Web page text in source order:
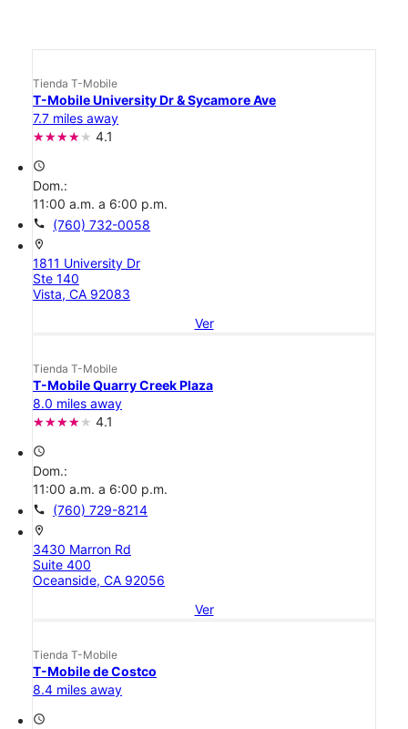
Tienda T-Mobile
T-Mobile University Dr & Sycamore Ave
7.7 miles away
4.1
access_time
Dom.:
11:00 a.m. a 6:00 p.m.
call (760) 732-0058
location_on
1811 University Dr
Ste 140
Vista, CA 92083
Ver
Tienda T-Mobile
T-Mobile Quarry Creek Plaza
8.0 miles away
4.1
access_time
Dom.:
11:00 a.m. a 6:00 p.m.
call (760) 729-8214
location_on
3430 Marron Rd
Suite 400
Oceanside, CA 92056
Ver
Tienda T-Mobile
T-Mobile de Costco
8.4 miles away
access_time